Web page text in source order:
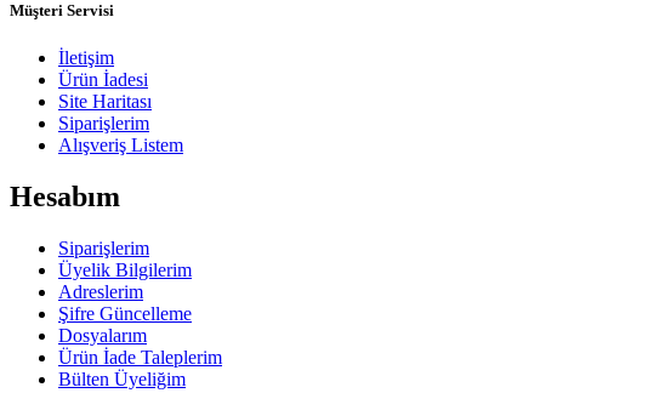
Müşteri Servisi
İletişim
Ürün İadesi
Site Haritası
Siparişlerim
Alışveriş Listem
Hesabım
Siparişlerim
Üyelik Bilgilerim
Adreslerim
Şifre Güncelleme
Dosyalarım
Ürün İade Taleplerim
Bülten Üyeliğim